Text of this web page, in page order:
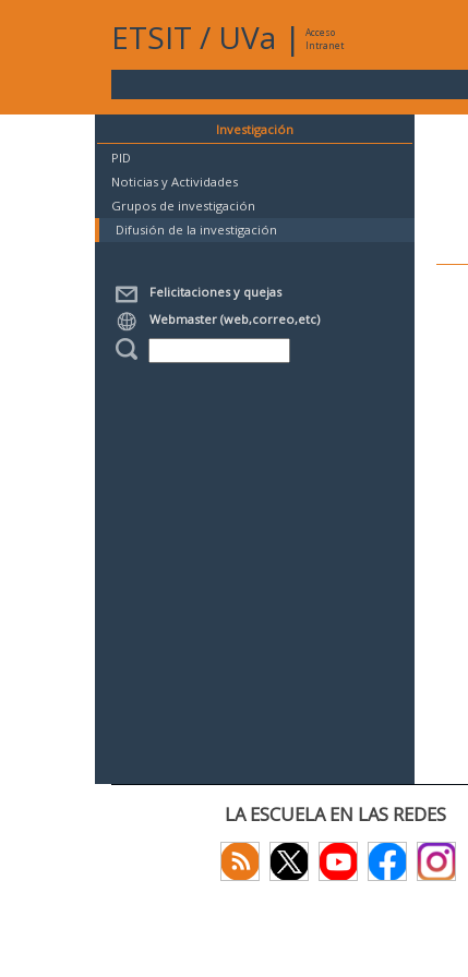
ETSIT / UVa |
Acceso
Intranet
Investigación
PID
Noticias y Actividades
Grupos de investigación
Difusión de la investigación
Felicitaciones y quejas
Webmaster (web,correo,etc)
LA ESCUELA EN LAS REDES